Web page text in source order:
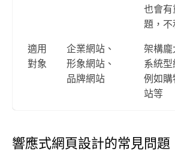
也會有
題，不
適用
對象
企業網站、
形象網站、
品牌網站
架構
系統型
例如
站等
響應式網頁設計的常見問題